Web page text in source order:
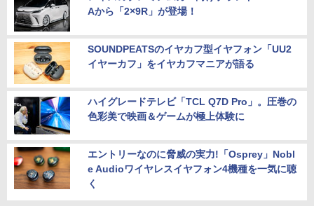
Aから「2×9R」が登場！
SOUNDPEATSのイヤカフ型イヤフォン「UU2
イヤーカフ」をイヤカフマニアが語る
ハイグレードテレビ「TCL Q7D Pro」。圧巻の
色彩美で映画＆ゲームが極上体験に
エントリーなのに脅威の実力!「Osprey」Nobl
e Audioワイヤレスイヤフォン4機種を一気に聴
く